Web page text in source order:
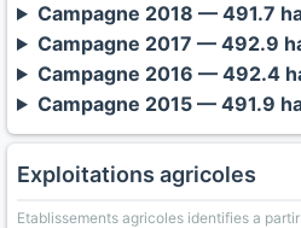
Campagne 2018 — 491.7
Campagne 2017 — 492.9
Campagne 2016 — 492.4
Campagne 2015 — 491.9
Exploitations agricoles
Etablissements agricoles identifies a